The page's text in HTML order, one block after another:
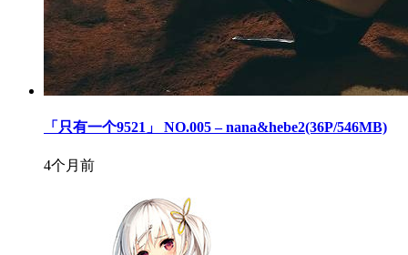
「只有一个9521」 NO.005 – nana&hebe2(36P/546MB)
4个月前